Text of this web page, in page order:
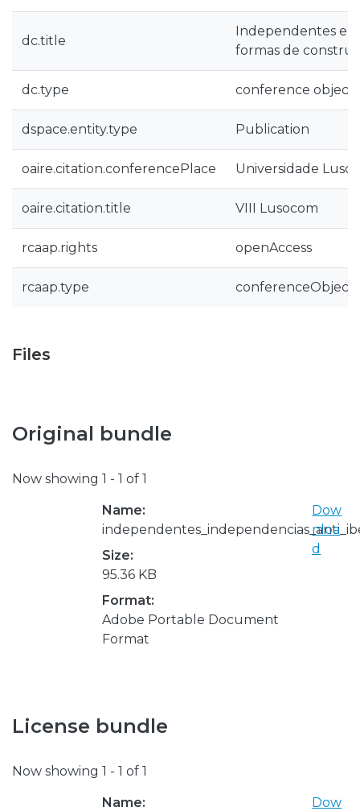
dc.title
Independentes e
formas de
dc.type conference object
dspace.entity.type Publication
oaire.citation.conferencePlace Universidade
oaire.citation.title VIII Lusocom
rcaap.rights openAccess
rcaap.type conferenceObject
Files
Original bundle
Now showing 1 - 1 of 1
Name:
Size:
95.36 KB
Format:
Adobe Portable Document
Format
Dow
nloa
d
License bundle
Now showing 1 - 1 of 1
Name:
Dow